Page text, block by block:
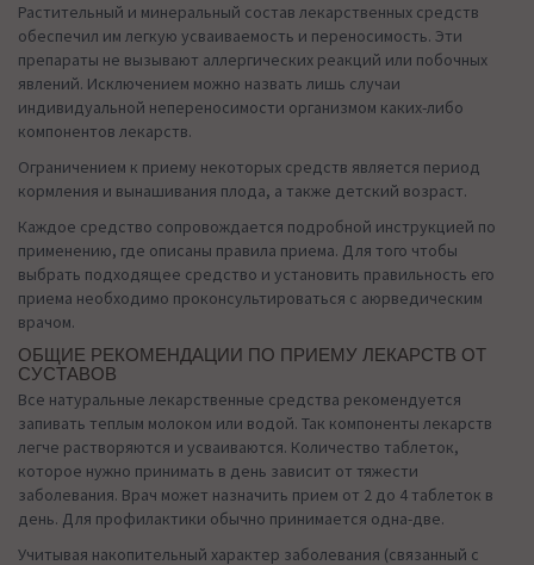
Растительный и минеральный состав лекарственных средств
обеспечил им легкую усваиваемость и переносимость. Эти
препараты не вызывают аллергических реакций или побочных
явлений. Исключением можно назвать лишь случаи
индивидуальной непереносимости организмом каких-либо
компонентов лекарств.
Ограничением к приему некоторых средств является период
кормления и вынашивания плода, а также детский возраст.
Каждое средство сопровождается подробной инструкцией по
применению, где описаны правила приема. Для того чтобы
выбрать подходящее средство и установить правильность его
приема необходимо проконсультироваться с аюрведическим
врачом.
ОБЩИЕ РЕКОМЕНДАЦИИ ПО ПРИЕМУ ЛЕКАРСТВ ОТ
СУСТАВОВ
Все натуральные лекарственные средства рекомендуется
запивать теплым молоком или водой. Так компоненты лекарств
легче растворяются и усваиваются. Количество таблеток,
которое нужно принимать в день зависит от тяжести
заболевания. Врач может назначить прием от 2 до 4 таблеток в
день. Для профилактики обычно принимается одна-две.
Учитывая накопительный характер заболевания (связанный с